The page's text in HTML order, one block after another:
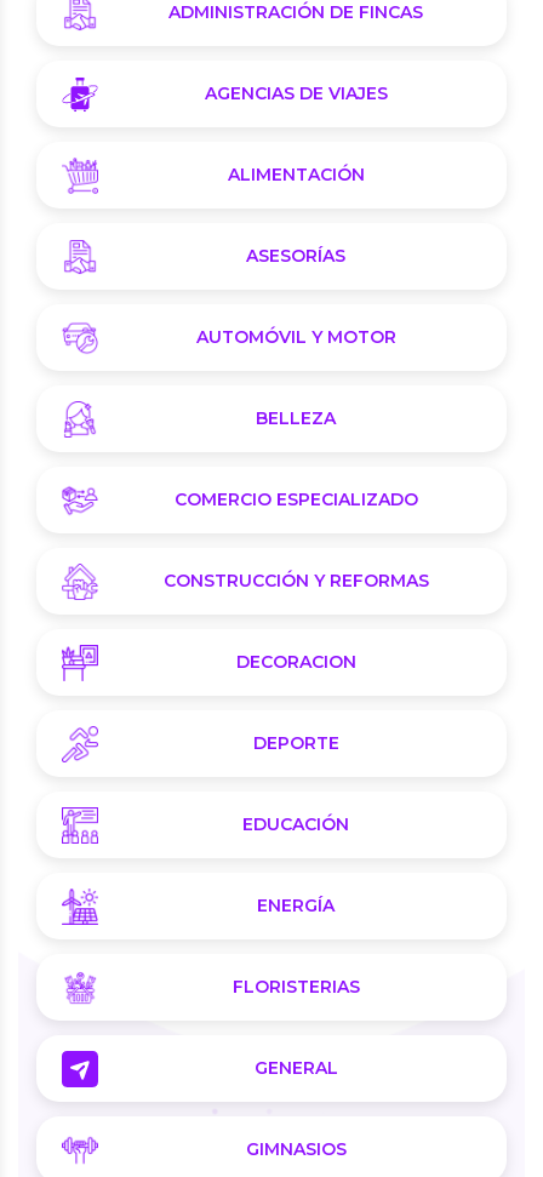
ADMINISTRACIÓN DE FINCAS
AGENCIAS DE VIAJES
ALIMENTACIÓN
ASESORÍAS
AUTOMÓVIL Y MOTOR
BELLEZA
COMERCIO ESPECIALIZADO
CONSTRUCCIÓN Y REFORMAS
DECORACION
DEPORTE
EDUCACIÓN
ENERGÍA
FLORISTERIAS
GENERAL
GIMNASIOS